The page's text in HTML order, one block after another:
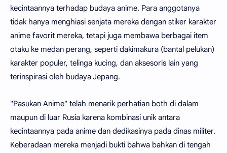
kecintaannya terhadap budaya anime. Para anggotanya
tidak hanya menghiasi senjata mereka dengan stiker karakter
anime favorit mereka, tetapi juga membawa berbagai item
otaku ke medan perang, seperti dakimakura (bantal pelukan)
karakter populer, telinga kucing, dan aksesoris lain yang
terinspirasi oleh budaya Jepang.
"Pasukan Anime" telah menarik perhatian both di dalam
maupun di luar Rusia karena kombinasi unik antara
kecintaannya pada anime dan dedikasinya pada dinas militer.
Keberadaan mereka menjadi bukti bahwa bahkan di tengah